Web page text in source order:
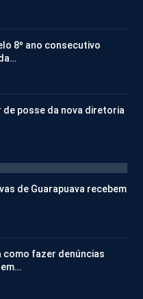
8º ano consecutivo
de posse da nova diretoria
de Guarapuava recebem
fazer denúncias